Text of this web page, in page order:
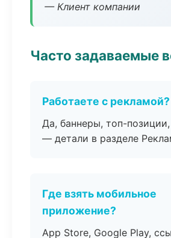
— Клиент компании
Часто задаваемые
Работаете с рекламой?
Да, баннеры, топ-
— детали в разделе
Где взять мобильное
приложение?
App Store, Google Play,